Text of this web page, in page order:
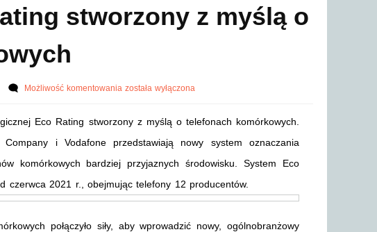
stworzony z myślą o
Możliwość komentowaniazostała wyłączona
Eco Rating stworzony z myślą o telefonach komórkowych.
i Vodafone przedstawiają nowy system oznaczania
komórkowych bardziej przyjaznych środowisku. System Eco
czerwca 2021 r., obejmując telefony 12 producentów.
połączyło siły, aby wprowadzić nowy, ogólnobranżowy